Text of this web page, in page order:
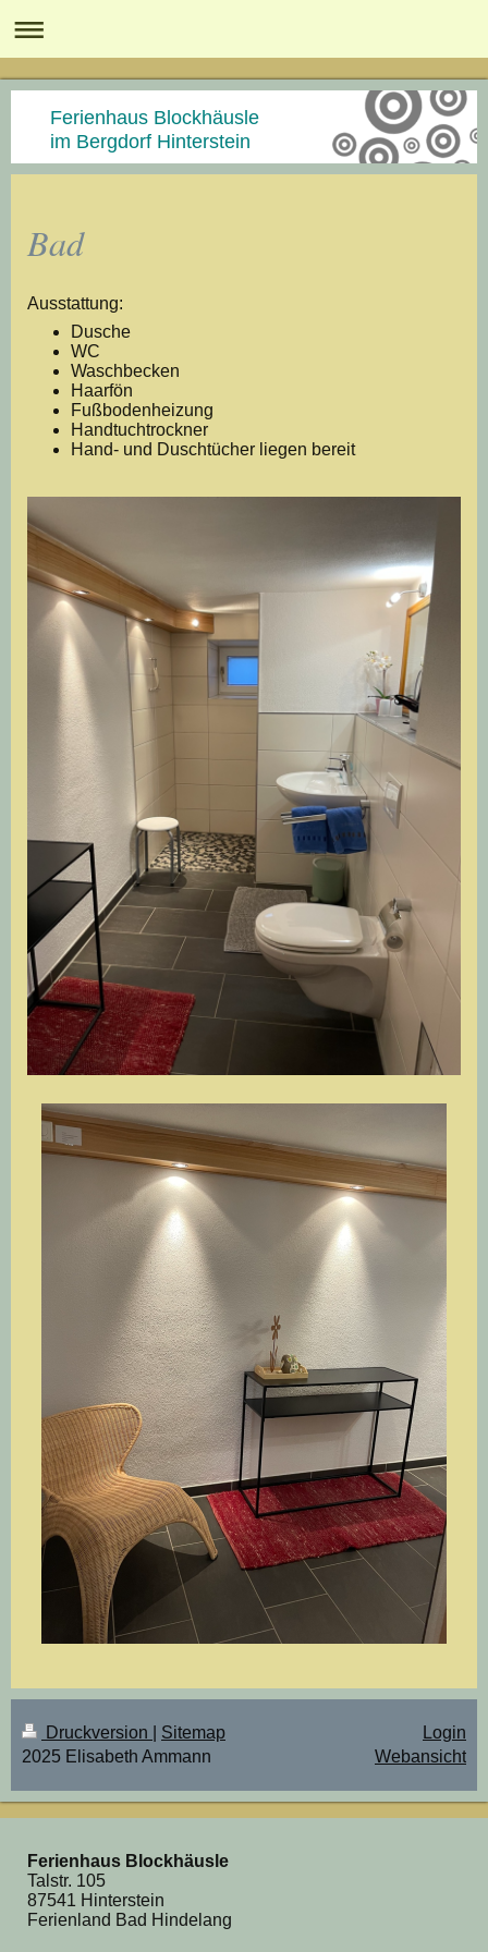
Ferienhaus Blockhäusle
im Bergdorf Hinterstein
Bad
Ausstattung:
Dusche
WC
Waschbecken
Haarfön
Fußbodenheizung
Handtuchtrockner
Hand- und Duschtücher liegen bereit
Druckversion
Sitemap
2025 Elisabeth Ammann
Login
Webansicht
Ferienhaus Blockhäusle
Talstr. 105
87541 Hinterstein
Ferienland Bad Hindelang